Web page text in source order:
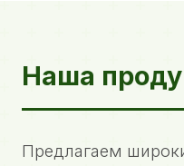
Наша
Предлагаем